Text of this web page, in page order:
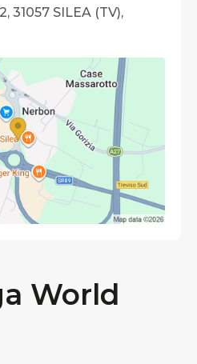
World
31057 SILEA (TV),